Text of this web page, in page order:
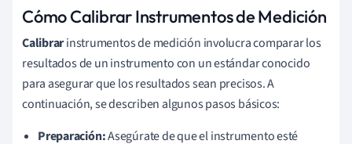
Cómo Calibrar Instrumentos de Medición
Calibrarinstrumentos de medición involucra comparar los
resultados de un instrumento con un estándar conocido
para asegurar que los resultados sean precisos. A
continuación, se describen algunos pasos básicos:
Preparación:Asegúrate de que el instrumento esté